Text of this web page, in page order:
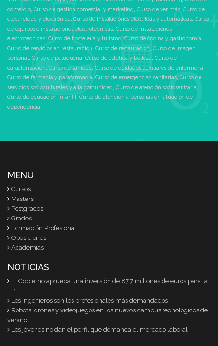
comercio, Curso de gestión comercial y marketing, Curso de ver más, Curso de
electricidad y electrónica, Curso de instalaciones eléctricas y automáticas, Curso
de equipos e instalaciones electrotécnicas, Curso de instalaciones
electrotécnicas, Curso de hostelería y turismo,Curso de cocina y gastronomía,
Curso de servicios en restauración, Curso de restauración, Curso de imagen
personal, Curso de peluquería, Curso de estética y belleza, Curso de
caracterización, Curso de sanidad, Curso de cuidados auxiliares de enfermería,
Curso de farmacia y parafarmacia,Curso de emergencias sanitarias,Curso de
servicios socioculturales y a la comunidad, Curso de atención sociosanitaria,
Curso de educación infantil, Curso de atención a personas en situación de
dependencia,
MENU
Cursos
Masters
Postgrados
Grados
Formación Profesional
Oposiciones
Academias
NOTICIAS
El Gobierno aprueba una inversión de 87,7 millones de euros para la
FP
Los ingenieros son los profesionales más demandados
Robots, drones y videojuegos en los nuevos campus tecnológicos de
verano
Los jóvenes no dan el perfil que demanda el mercado laboral